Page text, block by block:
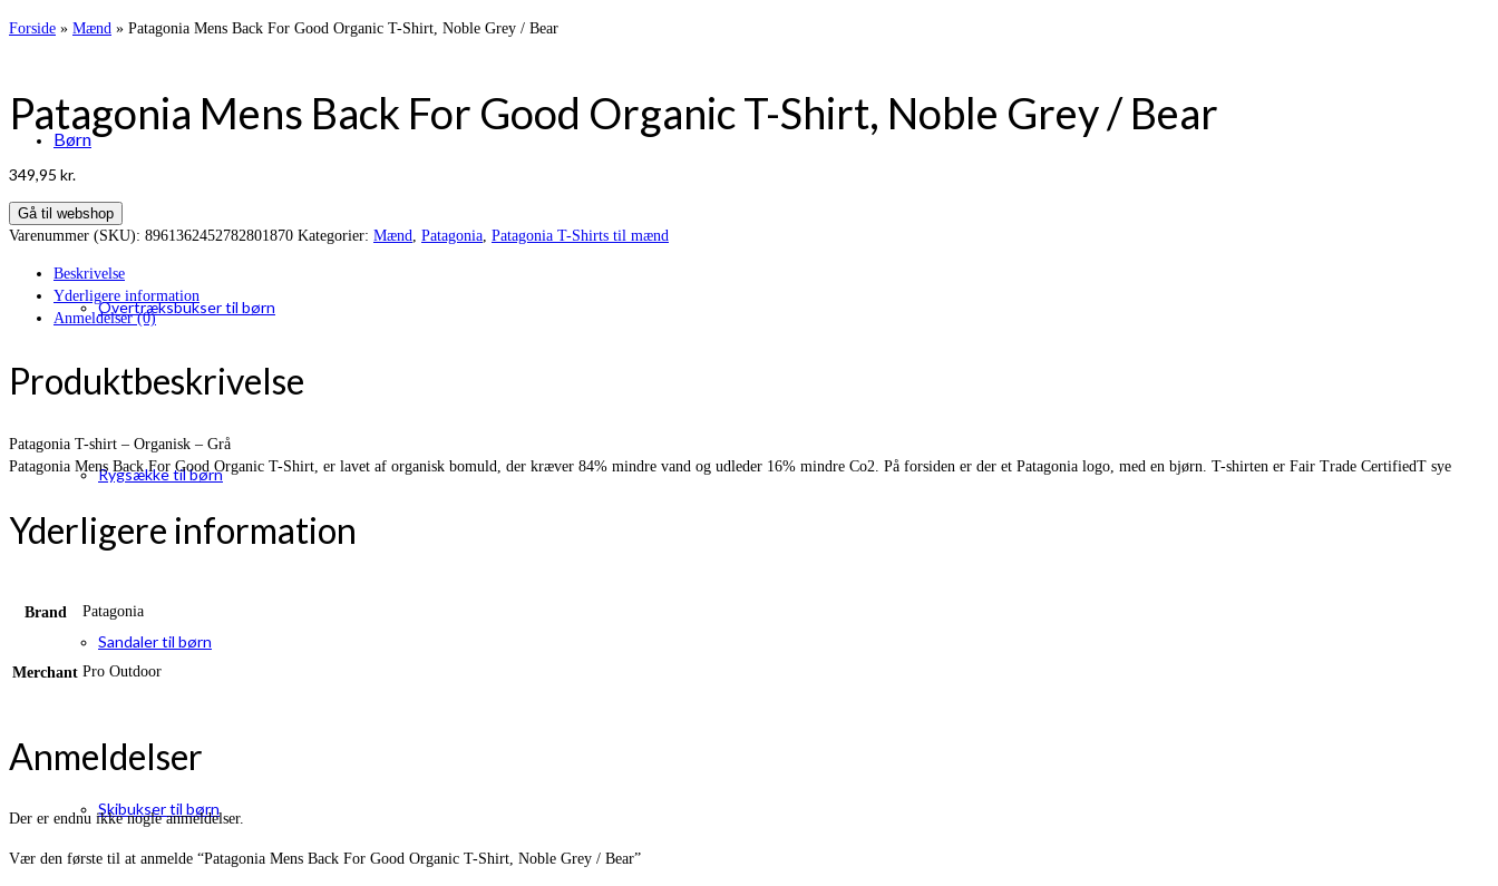
Børn
Overtræksbukser til børn
Rygsække til børn
Sandaler til børn
Skibukser til børn
Forside » Mænd » Patagonia Mens Back For Good Organic T-Shirt, Noble Grey / Bear
Patagonia Mens Back For Good Organic T-Shirt, Noble Grey / Bear
349,95 kr.
Gå til webshop
Varenummer (SKU): 8961362452782801870 Kategorier: Mænd Patagonia Patagonia T-Shirts til mænd
Beskrivelse
Yderligere information
Anmeldelser (0)
Produktbeskrivelse
Patagonia T-shirt – Organisk – Grå
Patagonia Mens Back For Good Organic T-Shirt, er lavet af organisk bomuld, der kræver 84% mindre vand og udleder 16% mindre Co2. På forsiden er der et Patagonia logo, med en bjørn. T-shirten er Fair Trade CertifiedT sye
Yderligere information
Brand Patagonia
Merchant Pro Outdoor
Anmeldelser
Der er endnu ikke nogle anmeldelser.
Vær den første til at anmelde “Patagonia Mens Back For Good Organic T-Shirt, Noble Grey / Bear”